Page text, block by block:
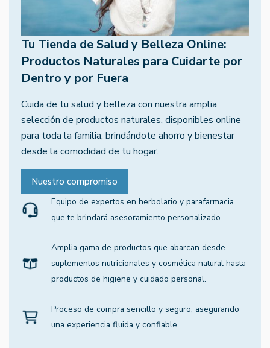
Tu Tienda de Salud y Belleza Online:
Productos Naturales para Cuidarte por
Dentro y por Fuera
Cuida de tu salud y belleza con nuestra amplia
selección de productos naturales, disponibles online
para toda la familia, brindándote ahorro y bienestar
desde la comodidad de tu hogar.
Nuestro compromiso
Equipo de expertos en herbolario y parafarmacia
que te brindará asesoramiento personalizado.
Amplia gama de productos que abarcan desde
suplementos nutricionales y cosmética natural hasta
productos de higiene y cuidado personal.
Proceso de compra sencillo y seguro, asegurando
una experiencia fluida y confiable.